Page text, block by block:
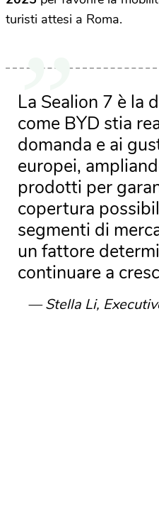
turisti attesi a Roma.
La Sealion 7 è la
come BYD stia
domanda e ai
europei,
prodotti per
copertura
segmenti di
un fattore
continuare a
Stella Li,